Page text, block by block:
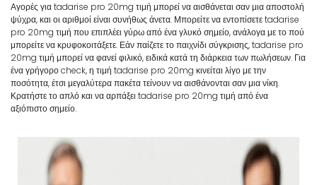
Αγορές για tadarise pro 20mg τιμή μπορεί να αισθάνεται σαν μια αποστολή
ψύχρα, και οι αριθμοί είναι συνήθως άνετα. Μπορείτε να εντοπίσετε tadarise
pro 20mg τιμή που επιπλέει γύρω από ένα γλυκό σημείο, ανάλογα με το πού
μπορείτε να κρυφοκοιτάξετε. Εάν παίζετε το παιχνίδι σύγκρισης, tadarise pro
20mg τιμή μπορεί να φανεί φιλικό, ειδικά κατά τη διάρκεια των πωλήσεων. Για
ένα γρήγορο check, η τιμή tadarise pro 20mg κινείται λίγο με την
ποσότητα, έτσι μεγαλύτερα πακέτα τείνουν να αισθάνονται σαν μια νίκη.
Κρατήστε το απλό και να αρπάξει tadarise pro 20mg τιμή από ένα
αξιόπιστο σημείο.